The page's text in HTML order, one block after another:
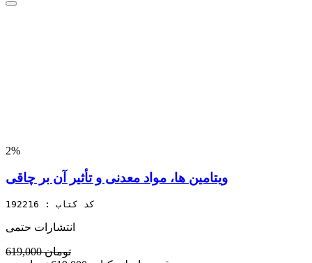
2%
ویتامین ها، مواد معدنی و تأثیر آن بر چاقی
کد کتاب : 192216
انتشارات حتمی
619,000 تومان